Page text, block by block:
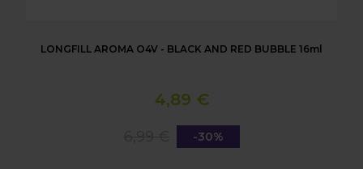
LONGFILL AROMA O4V - BLACK AND RED BUBBLE 16ml
4,89 €
-30%